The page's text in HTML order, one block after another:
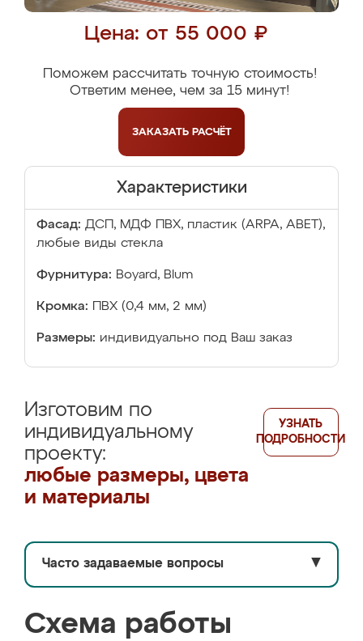
Цена: от 55 000 ₽
Поможем рассчитать точную стоимость!
Ответим менее, чем за 15 минут!
ЗАКАЗАТЬ РАСЧЁТ
Характеристики
Фасад: ДСП, МДФ ПВХ, пластик (ARPA, ABET),
любые виды стекла
Фурнитура: Boyard, Blum
Кромка: ПВХ (0,4 мм, 2 мм)
Размеры: индивидуально под Ваш заказ
Изготовим по
индивидуальному
проекту:
любые размеры, цвета
и материалы
УЗНАТЬ
ПОДРОБНОСТИ
Часто задаваемые вопросы ▼
Схема работы